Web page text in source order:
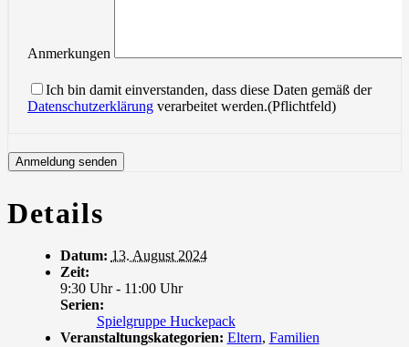
Anmerkungen
Ich bin damit einverstanden, dass diese Daten gemäß der
Datenschutzerklärung verarbeitet werden.(Pflichtfeld)
Details
Datum: 13. August 2024
Zeit:
9:30 Uhr - 11:00 Uhr
Serien:
Spielgruppe Huckepack
Veranstaltungskategorien: Eltern, Familien